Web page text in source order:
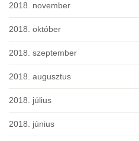
2018. november
2018. október
2018. szeptember
2018. augusztus
2018. július
2018. június